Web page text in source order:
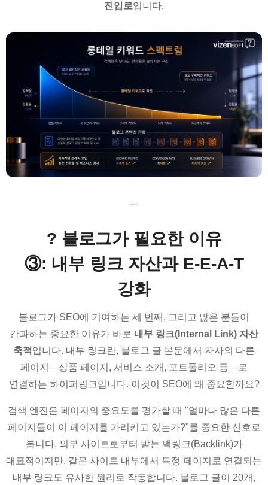
진입로입니다.
---
? 블로그가 필요한 이유
③: 내부 링크 자산과 E-E-A-T
강화
블로그가 SEO에 기여하는 세 번째, 그리고 많은 분들이
간과하는 중요한 이유가 바로 내부 링크(Internal Link) 자산
축적 입니다. 내부 링크란, 블로그 글 본문에서 자사의 다른
페이지—상품 페이지, 서비스 소개, 포트폴리오 등—로
연결하는 하이퍼링크입니다. 이것이 SEO에 왜 중요할까요?
검색 엔진은 페이지의 중요도를 평가할 때 "얼마나 많은 다른
페이지들이 이 페이지를 가리키고 있는가?"를 중요한 신호로
봅니다. 외부 사이트로부터 받는 백링크(Backlink)가
대표적이지만, 같은 사이트 내부에서 특정 페이지로 연결되는
내부 링크도 유사한 원리로 작동합니다. 블로그 글이 20개,